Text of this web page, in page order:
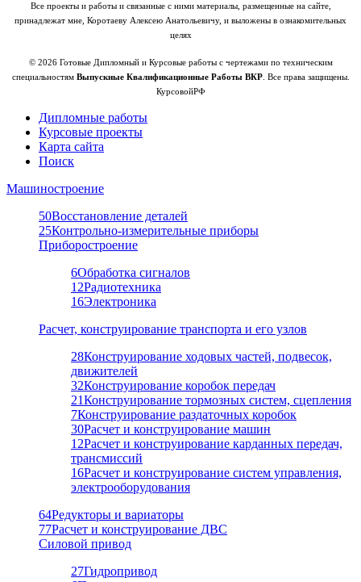
Все проекты и работы и связанные с ними материалы, размещенные на сайте,
принадлежат мне, Коротаеву Алексею Анатольевичу, и выложены в ознакомительных
целях
© 2026 Готовые Дипломный и Курсовые работы с чертежами по техническим
специальностям Выпускные Квалификационные Работы ВКР. Все права защищены.
КурсовойРФ
Дипломные работы
Курсовые проекты
Карта сайта
Поиск
Машиностроение
50Восстановление деталей
25Контрольно-измерительные приборы
Приборостроение
6Обработка сигналов
12Радиотехника
16Электроника
Расчет, конструирование транспорта и его узлов
28Конструирование ходовых частей, подвесок,
движителей
32Конструирование коробок передач
21Конструирование тормозных систем, сцепления
7Конструирование раздаточных коробок
30Расчет и конструирование машин
12Расчет и конструирование карданных передач,
трансмиссий
16Расчет и конструирование систем управления,
электрооборудования
64Редукторы и вариаторы
77Расчет и конструирование ДВС
Силовой привод
27Гидропривод